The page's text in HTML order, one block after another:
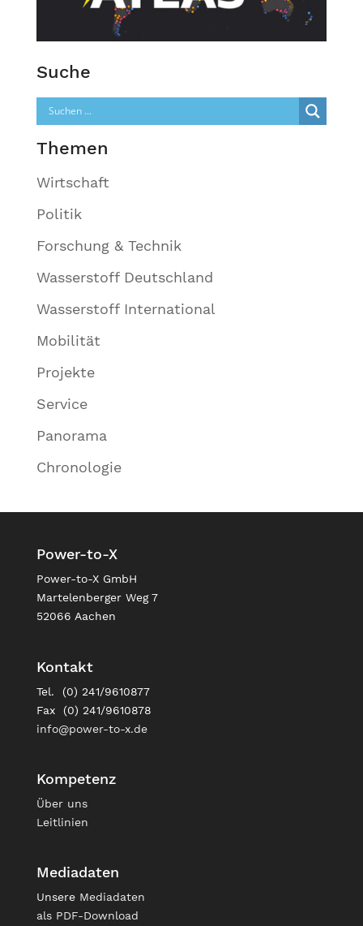
Suche
Themen
Wirtschaft
Politik
Forschung & Technik
Wasserstoff Deutschland
Wasserstoff International
Mobilität
Projekte
Service
Panorama
Chronologie
Power-to-X
Power-to-X GmbH
Martelenberger Weg 7
52066 Aachen
Kontakt
Tel. (0) 241/9610877
Fax (0) 241/9610878
info@power-to-x.de
Kompetenz
Über uns
Leitlinien
Mediadaten
Unsere Mediadaten
als PDF-Download